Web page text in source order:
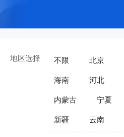
地区选择 不限 北京
海南 河北
内蒙古 宁夏
新疆 云南